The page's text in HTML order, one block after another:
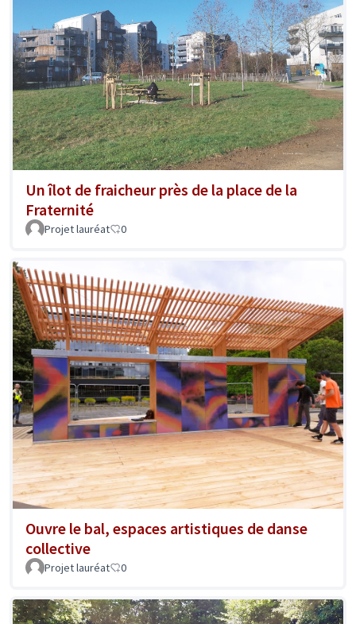
Un îlot de fraicheur près de la place de la
Fraternité
Projet lauréat 0
Ouvre le bal, espaces artistiques de danse
collective
Projet lauréat 0